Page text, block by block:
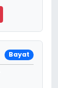
Bayat